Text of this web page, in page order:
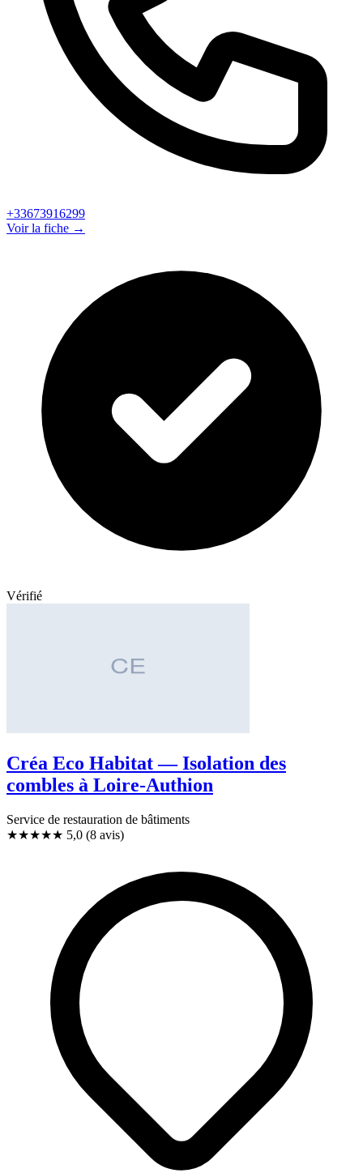
+33673916299
Voir la fiche →
Vérifié
Créa Eco Habitat — Isolation des
combles à Loire-Authion
Service de restauration de bâtiments
★★★★★ 5,0 (8 avis)